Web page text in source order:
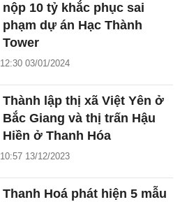
nộp 10 tỷ khắc phục sai
phạm dự án Hạc Thành
Tower
12:30 03/01/2024
Thành lập thị xã Việt Yên ở
Bắc Giang và thị trấn Hậu
Hiền ở Thanh Hóa
10:57 13/12/2023
Thanh Hoá phát hiện 5 mẫu